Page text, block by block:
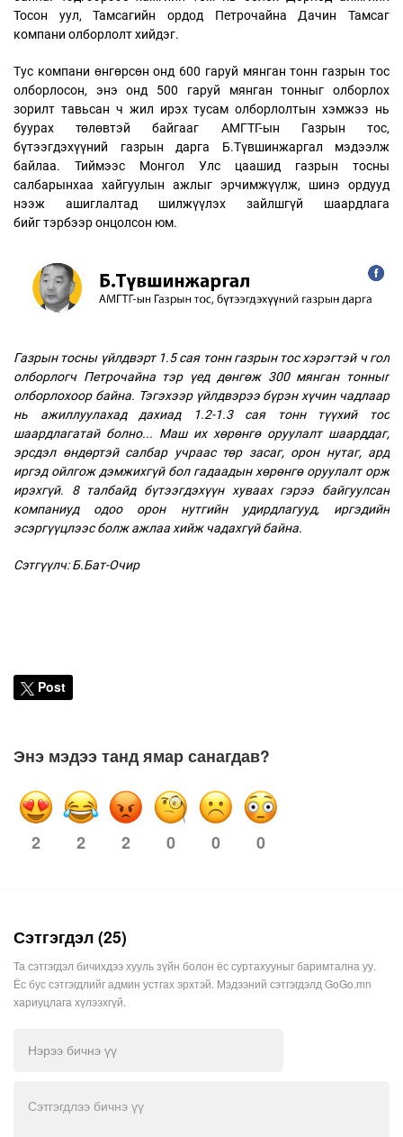
Тосон уул, Тамсагийн ордод Петрочайна Дачин Тамсаг
компани олборлолт хийдэг.
Тус компани өнгөрсөн онд 600 гаруй мянган тонн газрын тос
олборлосон, энэ онд 500 гаруй мянган тонныг олборлох
зорилт тавьсан ч жил ирэх тусам олборлолтын хэмжээ нь
буурах төлөвтэй байгааг АМГТГ-ын Газрын тос,
бүтээгдэхүүний газрын дарга Б.Түвшинжаргал мэдээлж
байлаа. Тиймээс Монгол Улс цаашид газрын тосны
салбарынхаа хайгуулын ажлыг эрчимжүүлж, шинэ ордууд
нээж ашиглалтад шилжүүлэх зайлшгүй шаардлага
бийг тэрбээр онцолсон юм.
Газрын тосны үйлдвэрт 1.5 сая тонн газрын тос хэрэгтэй ч гол
олборлогч Петрочайна тэр үед дөнгөж 300 мянган тонныг
олборлохоор байна. Тэгэхээр үйлдвэрээ бүрэн хүчин чадлаар
нь ажиллуулахад дахиад 1.2-1.3 сая тонн түүхий тос
шаардлагатай болно... Маш их хөрөнгө оруулалт шаарддаг,
эрсдэл өндөртэй салбар учраас төр засаг, орон нутаг, ард
иргэд ойлгож дэмжихгүй бол гадаадын хөрөнгө оруулалт орж
ирэхгүй. 8 талбайд бүтээгдэхүүн хуваах гэрээ байгуулсан
компаниуд одоо орон нутгийн удирдлагууд, иргэдийн
эсэргүүцлээс болж ажлаа хийж чадахгүй байна.
Сэтгүүлч: Б.Бат-Очир
Post
Энэ мэдээ танд ямар санагдав?
2 2 2 0 0 0
Сэтгэгдэл (25)
Та сэтгэгдэл бичихдээ хууль зүйн болон ёс суртахууныг баримтална уу.
Ёс бус сэтгэгдлийг админ устгах эрхтэй. Мэдээний сэтгэгдэлд GoGo.mn
хариуцлага хүлээхгүй.